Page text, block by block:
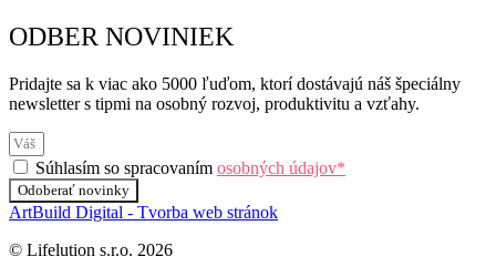
ODBER NOVINIEK
Pridajte sa k viac ako 5000 ľuďom, ktorí dostávajú náš špeciálny
newsletter s tipmi na osobný rozvoj, produktivitu a vzťahy.
Súhlasím so spracovaním osobných údajov*
Odoberať novinky
ArtBuild Digital - Tvorba web stránok
© Lifelution s.r.o. 2026